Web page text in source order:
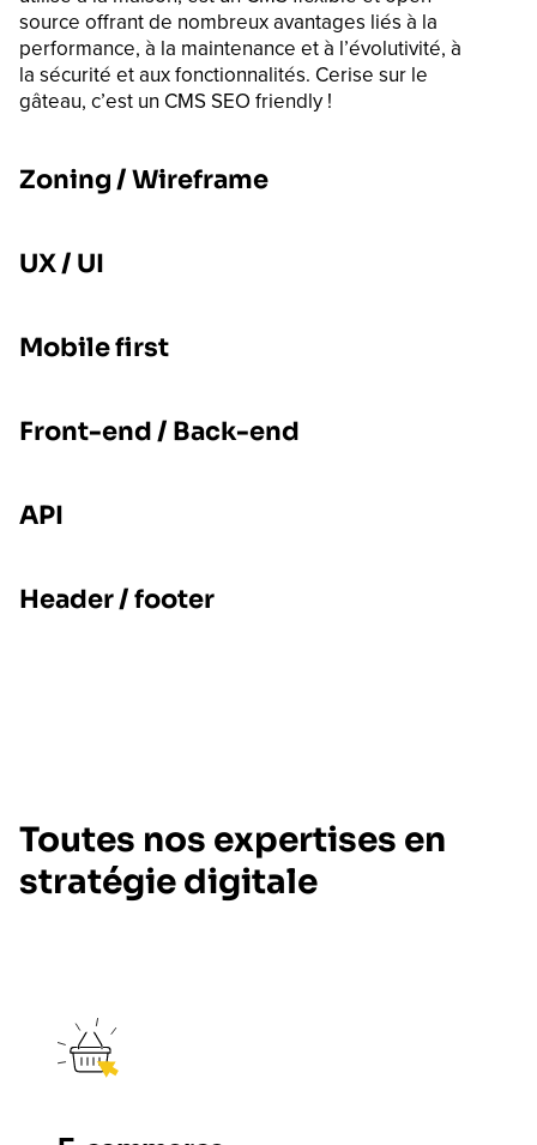
source offrant de nombreux avantages liés à la
performance, à la maintenance et à l’évolutivité, à
la sécurité et aux fonctionnalités. Cerise sur le
gâteau, c’est un CMS SEO friendly !
Zoning / Wireframe
UX / UI
Mobile first
Front-end / Back-end
API
Header / footer
Toutes nos expertises en
stratégie digitale